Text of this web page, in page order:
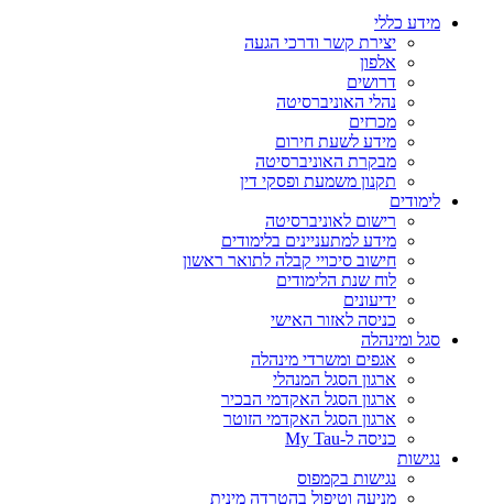
מידע כללי
יצירת קשר ודרכי הגעה
אלפון
דרושים
נהלי האוניברסיטה
מכרזים
מידע לשעת חירום
מבקרת האוניברסיטה
תקנון משמעת ופסקי דין
לימודים
רישום לאוניברסיטה
מידע למתעניינים בלימודים
חישוב סיכויי קבלה לתואר ראשון
לוח שנת הלימודים
ידיעונים
כניסה לאזור האישי
סגל ומינהלה
אגפים ומשרדי מינהלה
ארגון הסגל המנהלי
ארגון הסגל האקדמי הבכיר
ארגון הסגל האקדמי הזוטר
כניסה ל-My Tau
נגישות
נגישות בקמפוס
מניעה וטיפול בהטרדה מינית